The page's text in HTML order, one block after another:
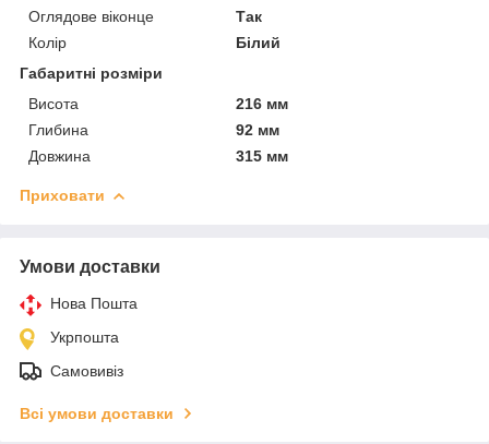
Оглядове віконце
Так
Колір
Білий
Габаритні розміри
Висота
216 мм
Глибина
92 мм
Довжина
315 мм
Приховати
Умови доставки
Нова Пошта
Укрпошта
Самовивіз
Всі умови доставки